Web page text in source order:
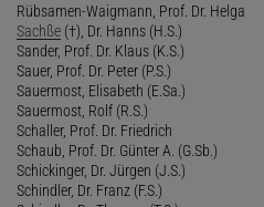
Rübsamen-Waigmann, Prof. Dr. Helga
Sachße (†), Dr. Hanns (H.S.)
Sander, Prof. Dr. Klaus (K.S.)
Sauer, Prof. Dr. Peter (P.S.)
Sauermost, Elisabeth (E.Sa.)
Sauermost, Rolf (R.S.)
Schaller, Prof. Dr. Friedrich
Schaub, Prof. Dr. Günter A. (G.Sb.)
Schickinger, Dr. Jürgen (J.S.)
Schindler, Dr. Franz (F.S.)